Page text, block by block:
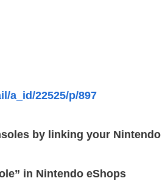
言うので『Gガンダム』を一気見させた
」+埋めネタ「ファイアホイールTCG・
a_id/22525/p/897
by linking your Nintendo
in Nintendo eShops